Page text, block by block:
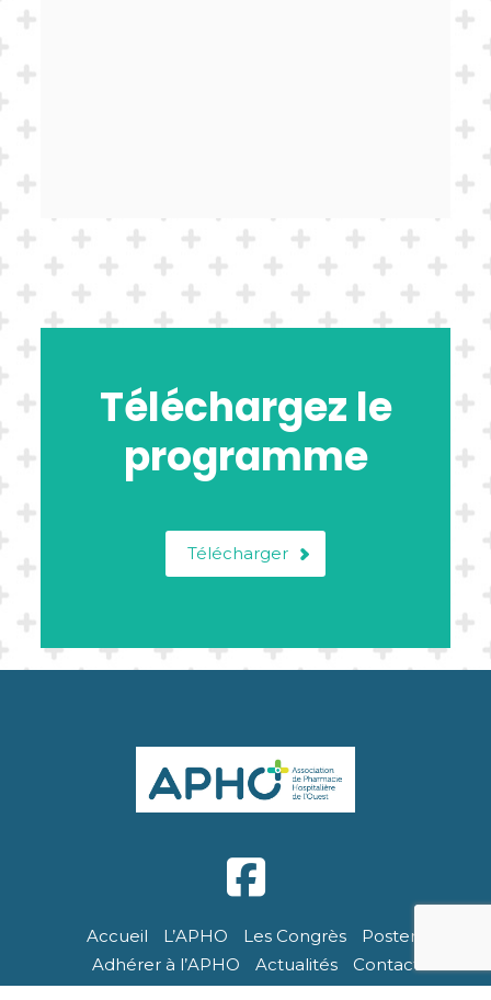
Téléchargez le
programme
Télécharger
Accueil L’APHO Les Congrès
Posters
Adhérer à l’APHO
Actualités Contact